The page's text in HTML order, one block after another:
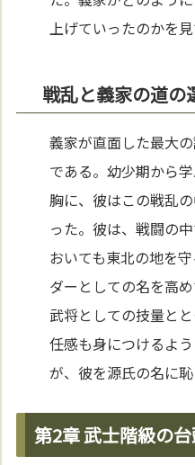
上げていったのかを見
戦乱と義家の道の
義家が直面した最大
である。幼少期から
胸に、彼はこの戦乱
った。彼は、戦闘の
おいても東北の地を守
ダーとしての名を高
武将としての技量と
任感も身につけるよ
が、彼を源氏の名に
第2章 武士階級の